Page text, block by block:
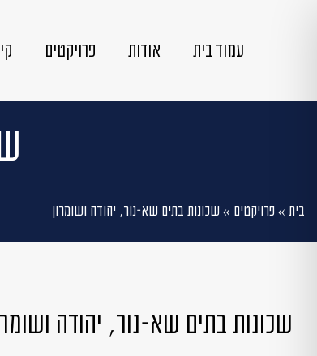
עמוד בית אודות פרויקטים
בית » פרויקטים » שכונות בתים שא-נור, יהודה ושומרון
שכונות בתים שא-נור, יהודה